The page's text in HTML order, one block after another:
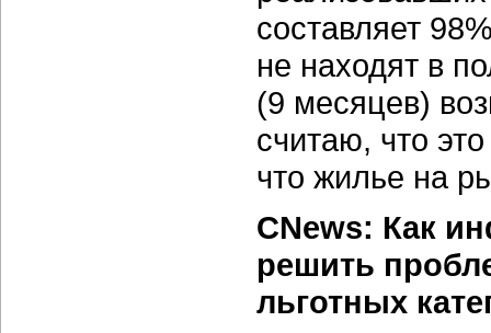
составляет
не находят в
(9 месяцев)
считаю, что
что жилье на
CNews: Как
решить
льготных